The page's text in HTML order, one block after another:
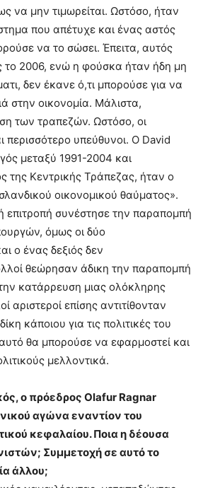
να μην τιμωρείται. Ωστόσο, ήταν
που απέτυχε και ένας αστός
να το σώσει. Έπειτα, αυτός
το 2006, ενώ η φούσκα ήταν ήδη μη
δεν έκανε ό,τι μπορούσε για να
στην οικονομία. Μάλιστα,
των τραπεζών. Ωστόσο, οι
περισσότερο υπεύθυνοι. Ο David
μεταξύ 1991-2004 και
της Κεντρικής Τράπεζας, ήταν ο
οικονομικού θαύματος».
επιτροπή συνέστησε την παραπομπή
όμως οι δύο
ο ένας δεξιός δεν
θεώρησαν άδικη την παραπομπή
κατάρρευση μιας ολόκληρης
αριστεροί επίσης αντιτίθονταν
κάποιου για τις πολιτικές του
θα μπορούσε να εφαρμοστεί και
μελλοντικά.
ο πρόεδρος Olafur Ragnar
αγώνα εναντίον του
κεφαλαίου. Ποια η δέουσα
Συμμετοχή σε αυτό το
άλλου;